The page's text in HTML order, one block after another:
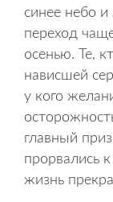
синее небо
переход
осенью. Те,
нависшей
у кого
главный
прорвались
жизнь